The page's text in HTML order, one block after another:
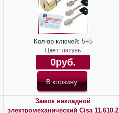
Кол-во ключей: 5+5
Цвет: латунь
0руб.
Замок накладной
электромеханический Cisa 11.610.2